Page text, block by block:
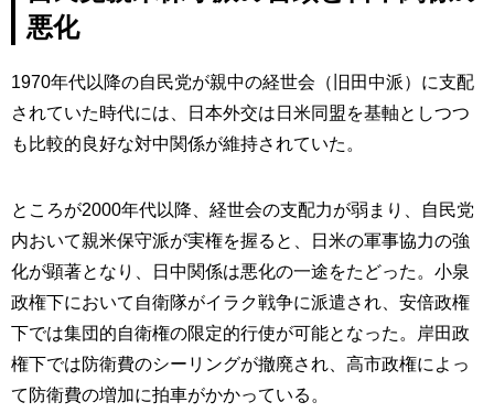
悪化
1970年代以降の自民党が親中の経世会（旧田中派）に支配
されていた時代には、日本外交は日米同盟を基軸としつつ
も比較的良好な対中関係が維持されていた。
ところが2000年代以降、経世会の支配力が弱まり、自民党
内おいて親米保守派が実権を握ると、日米の軍事協力の強
化が顕著となり、日中関係は悪化の一途をたどった。小泉
政権下において自衛隊がイラク戦争に派遣され、安倍政権
下では集団的自衛権の限定的行使が可能となった。岸田政
権下では防衛費のシーリングが撤廃され、高市政権によっ
て防衛費の増加に拍車がかかっている。